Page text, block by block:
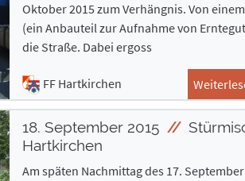
Oktober 2015 zum Verhängnis. Von
(ein Anbauteil zur Aufnahme von
die Straße. Dabei ergoss
FF Hartkirchen
18. September 2015
Hartkirchen
Am späten Nachmittag des 17.